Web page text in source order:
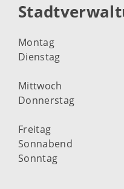
Montag
Dienstag
Mittwoch
Donnerstag
Freitag
Sonnabend
Sonntag